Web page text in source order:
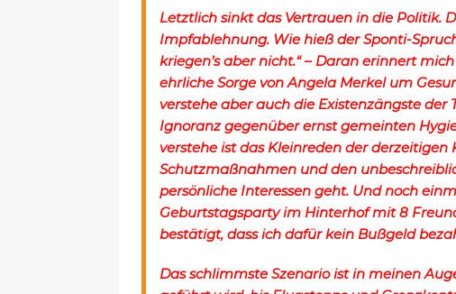
Letztlich sinkt das Vertrauen in die Politik.
Impfablehnung. Wie hieß der Sponti-
kriegen’s aber nicht.“ – Daran erinnert
ehrliche Sorge von Angela Merkel um
verstehe aber auch die Existenzängste
Ignoranz gegenüber ernst gemeinten
verstehe ist das Kleinreden der
Schutzmaßnahmen und den
persönliche Interessen geht. Und noch
Geburtstagsparty im Hinterhof mit 8
bestätigt, dass ich dafür kein Bußgeld
Das schlimmste Szenario ist in meinen